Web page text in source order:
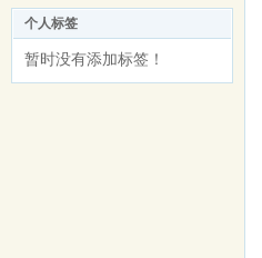
个人标签
暂时没有添加标签！